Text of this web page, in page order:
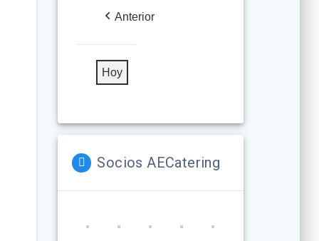
202620262026
Anterior
Hoy
Socios AECatering